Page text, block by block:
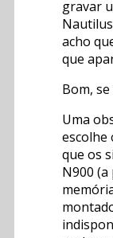
gravar
acho
que
Bom,
Uma
escolhe
que os
N900